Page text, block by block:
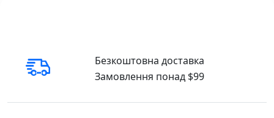
Безкоштовна доставка
Замовлення понад $99